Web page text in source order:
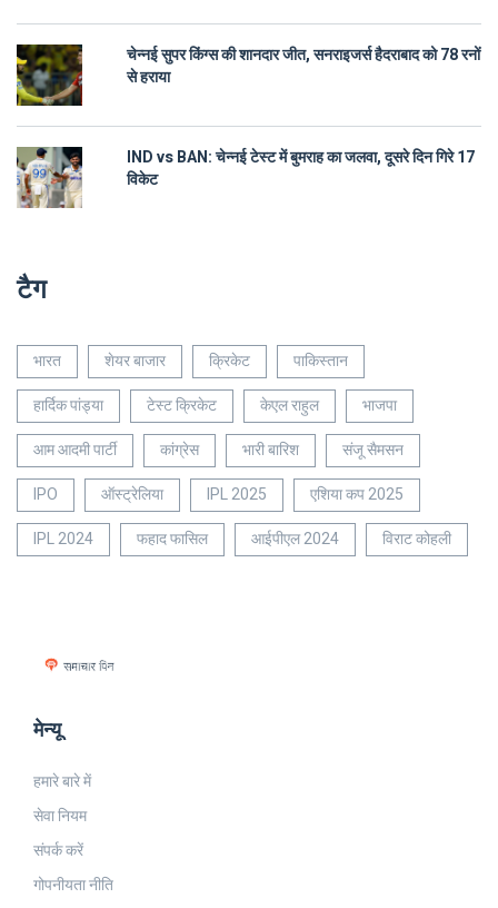
चेन्नई सुपर किंग्स की शानदार जीत, सनराइजर्स हैदराबाद को 78 रनों
से हराया
IND vs BAN: चेन्नई टेस्ट में बुमराह का जलवा, दूसरे दिन गिरे 17
विकेट
टैग
भारत शेयर बाजार क्रिकेट
पाकिस्तान
हार्दिक पांड्या
टेस्ट क्रिकेट केएल राहुल
भाजपा
आम आदमी पार्टी
कांग्रेस भारी बारिश
संजू सैमसन
IPO
ऑस्ट्रेलिया IPL 2025
एशिया कप 2025
IPL 2024
फहाद फासिल आईपीएल 2024 विराट कोहली
मेन्यू
हमारे बारे में
सेवा नियम
संपर्क करें
गोपनीयता नीति